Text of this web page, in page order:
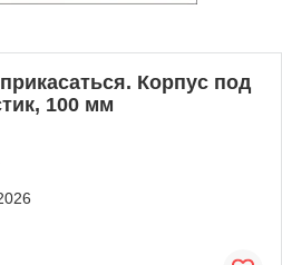
Корпус под
100 мм